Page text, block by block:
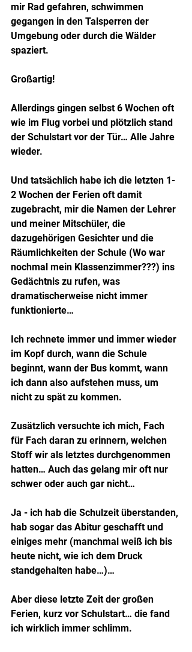
mir Rad gefahren, schwimmen
gegangen in den Talsperren der
Umgebung oder durch die Wälder
spaziert.
Großartig!
Allerdings gingen selbst 6 Wochen oft
wie im Flug vorbei und plötzlich stand
der Schulstart vor der Tür… Alle Jahre
wieder.
Und tatsächlich habe ich die letzten 1-
2 Wochen der Ferien oft damit
zugebracht, mir die Namen der Lehrer
und meiner Mitschüler, die
dazugehörigen Gesichter und die
Räumlichkeiten der Schule (Wo war
nochmal mein Klassenzimmer???) ins
Gedächtnis zu rufen, was
dramatischerweise nicht immer
funktionierte…
Ich rechnete immer und immer wieder
im Kopf durch, wann die Schule
beginnt, wann der Bus kommt, wann
ich dann also aufstehen muss, um
nicht zu spät zu kommen.
Zusätzlich versuchte ich mich, Fach
für Fach daran zu erinnern, welchen
Stoff wir als letztes durchgenommen
hatten… Auch das gelang mir oft nur
schwer oder auch gar nicht…
Ja - ich hab die Schulzeit überstanden,
hab sogar das Abitur geschafft und
einiges mehr (manchmal weiß ich bis
heute nicht, wie ich dem Druck
standgehalten habe…)…
Aber diese letzte Zeit der großen
Ferien, kurz vor Schulstart… die fand
ich wirklich immer schlimm.